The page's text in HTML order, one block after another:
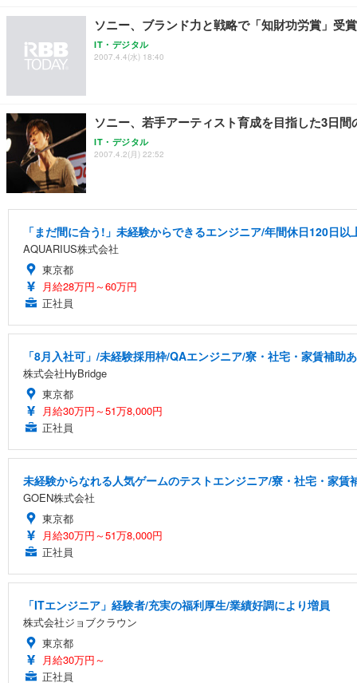
ソニー、ブランド力と戦略で「知財功労賞」受賞
IT・デジタル
2007.4.4(水) 18:40
ソニー、若手アーティスト育成を目指した3日
IT・デジタル
2007.4.2(月) 22:52
「まだ間に合う!」未経験からできるエンジニア/年間休日120日以
AQUARIUS株式会社
東京都
月給28万円～60万円
正社員
「8月入社可」/未経験採用枠/QAエンジニア/寮・社宅・家賃補助
株式会社HyBridge
東京都
月給30万円～51万8,000円
正社員
未経験からなれる人気ゲームのテストエンジニア/寮・社宅・家賃
GOEN株式会社
東京都
月給30万円～51万8,000円
正社員
「ITエンジニア」経験者/充実の福利厚生/業績好調により増員
株式会社ジョブクラウン
東京都
月給30万円～
正社員